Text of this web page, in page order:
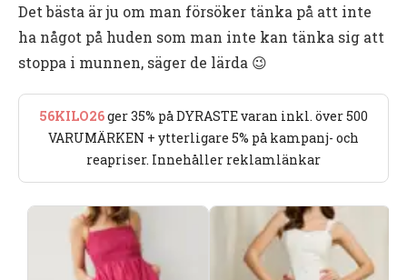
Det bästa är ju om man försöker tänka på att inte
ha något på huden som man inte kan tänka sig att
stoppa i munnen, säger de lärda 😉
56KILO26ger 35% på DYRASTE varan inkl. över 500
VARUMÄRKEN + ytterligare 5% på kampanj- och
reapriser. Innehåller reklamlänkar